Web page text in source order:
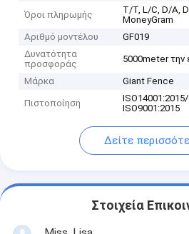
Όροι πληρωμής
T/T, L/C, D/A,
MoneyGram
Αριθμό μοντέλου
GF019
Δυνατότητα
προσφοράς
5000meter
Μάρκα Giant Fence
Πιστοποίηση
ISO9001:2015
Δείτε
Στοιχεία